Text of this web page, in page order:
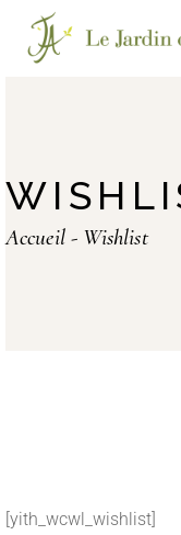
Accueil Wishlist
[yith_wcwl_wishlist]